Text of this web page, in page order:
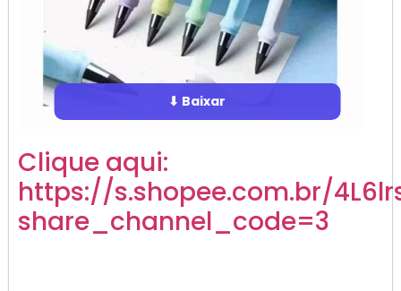
⬇ Baixar
Clique aqui:
https://s.shopee.com.br/
share_channel_code=3